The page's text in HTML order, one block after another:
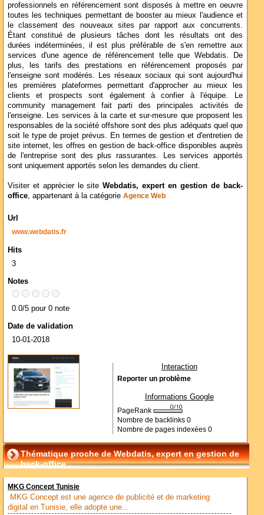
professionnels en référencement sont disposés à mettre en oeuvre
toutes les techniques permettant de booster au mieux l'audience et
le classement des nouveaux sites par rapport aux concurrents.
Étant constitué de plusieurs tâches dont les résultats ont des
durées indéterminées, il est plus préférable de s'en remettre aux
services d'une agence de référencement telle que Webdatis. De
plus, les tarifs des prestations en référencement proposés par
l'enseigne sont modérés. Les réseaux sociaux qui sont aujourd'hui
les premières plateformes permettant d'approcher au mieux les
clients et prospects sont également à confier à l'équipe. Le
community management fait parti des principales activités de
l'enseigne. Les services à la carte et sur-mesure que proposent les
responsables de la société offshore sont des plus adéquats quel que
soit le type de projet prévus. En termes de gestion et d'entretien de
site internet, les offres en gestion de back-office disponibles auprès
de l'entreprise sont des plus rassurantes. Les services apportés
sont uniquement apportés selon les demandes du client.
Visiter et apprécier le siteWebdatis, expert en gestion de back-
office, appartenant à la catégorie Agence Web
Url
www.webdatis.fr
Hits
3
Notes
0.0/5 pour 0 note
Date de validation
10-01-2018
Interaction
Reporter un problème
Informations Google
PageRank
Nombre de backlinks 0
Nombre de pages indexées 0
Thématique proche de Webdatis, expert en gestion de
back-office
MKG Concept Tunisie
MKG Concept est une agence de publicité et de marketing
digital en Tunisie, elle adopte une...